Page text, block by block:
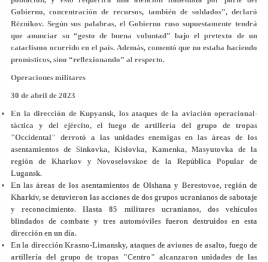
Gobierno, concentración de recursos, también de soldados”, declaró
Réznikov. Según sus palabras, el Gobierno ruso supuestamente tendrá
que anunciar su “gesto de buena voluntad” bajo el pretexto de un
cataclismo ocurrido en el país. Además, comentó que no estaba haciendo
pronósticos, sino “reflexionando” al respecto.
Operaciones militares
30 de abril de 2023
En la dirección de Kupyansk, los ataques de la aviación operacional-
táctica y del ejército, el fuego de artillería del grupo de tropas
"Occidental" derrotó a las unidades enemigas en las áreas de los
asentamientos de Sinkovka, Kislovka, Kamenka, Masyutovka de la
región de Kharkov y Novoselovskoe de la República Popular de
Lugansk.
En las áreas de los asentamientos de Olshana y Berestovoe, región de
Kharkiv, se detuvieron las acciones de dos grupos ucranianos de sabotaje
y reconocimiento. Hasta 85 militares ucranianos, dos vehículos
blindados de combate y tres automóviles fueron destruidos en esta
dirección en un día.
En la dirección Krasno-Limansky, ataques de aviones de asalto, fuego de
artillería del grupo de tropas "Centro" alcanzaron unidades de las